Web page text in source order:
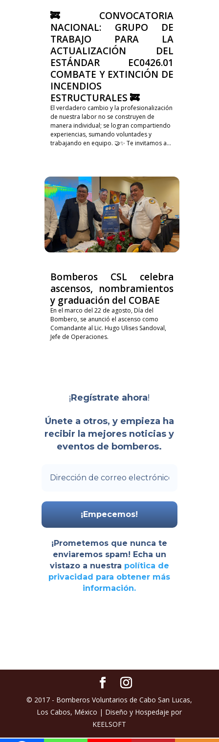
🚒 CONVOCATORIA
NACIONAL: GRUPO DE
TRABAJO PARA LA
ACTUALIZACIÓN DEL
ESTÁNDAR EC0426.01
COMBATE Y EXTINCIÓN DE
INCENDIOS
ESTRUCTURALES 🚒
El verdadero cambio y la profesionalización
de nuestra labor no se construyen de
manera individual; se logran compartiendo
experiencias, sumando voluntades y
trabajando en equipo. 🤝✨ Te invitamos a...
Bomberos CSL celebra
ascensos, nombramientos
y graduación del COBAE
En el marco del 22 de agosto, Día del
Bombero, se anunció el ascenso como
Comandante al Lic. Hugo Ulises Sandoval,
Jefe de Operaciones.
¡Regístrate ahora!
Únete a otros, y empieza ha
recibir la mejores noticias y
eventos de bomberos.
¡Prometemos que nunca te
enviaremos spam! Echa un
vistazo a nuestra política de
privacidad para obtener más
información.
© 2017 - Bomberos Voluntarios de Cabo San Lucas,
Los Cabos, México | Diseño y Hospedaje por
KEELSOFT